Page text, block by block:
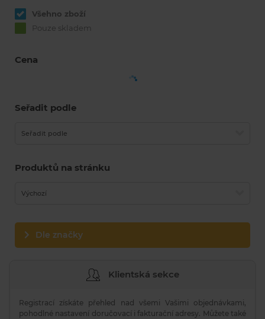
Všehno zboží
Pouze skladem
Cena
Seřadit podle
Seřadit podle
Produktů na stránku
Výchozí
Dle značky
Klientská sekce
Registrací získáte přehled nad všemi Vašimi objednávkami,
pohodlné nastavení doručovací i fakturační adresy. Můžete také